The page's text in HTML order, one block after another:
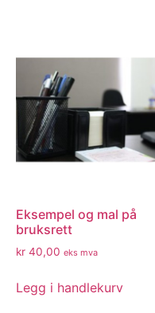
Eksempel og mal på
bruksrett
kr 40,00 eks mva
Legg i handlekurv